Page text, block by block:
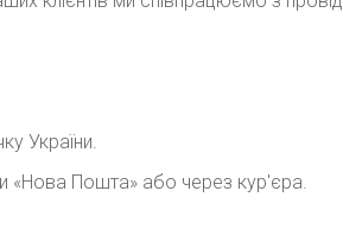
України.
«Нова Пошта» або через кур'єра.